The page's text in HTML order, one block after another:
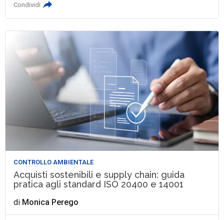
Condividi
CONTROLLO AMBIENTALE
Acquisti sostenibili e supply chain: guida
pratica agli standard ISO 20400 e 14001
di Monica Perego